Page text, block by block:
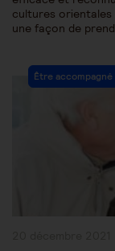
cultures orientales
une façon de
Post
Category:
Être